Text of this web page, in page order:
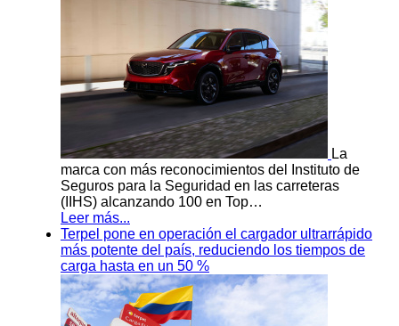
La
marca con más reconocimientos del Instituto de
Seguros para la Seguridad en las carreteras
(IIHS) alcanzando 100 en Top…
Leer más...
Terpel pone en operación el cargador ultrarrápido
más potente del país, reduciendo los tiempos de
carga hasta en un 50 %